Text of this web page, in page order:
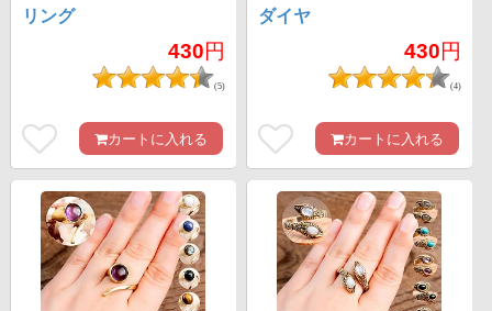
リング
430円
(5)
カートに入れる
ダイヤ
430円
(4)
カートに入れる